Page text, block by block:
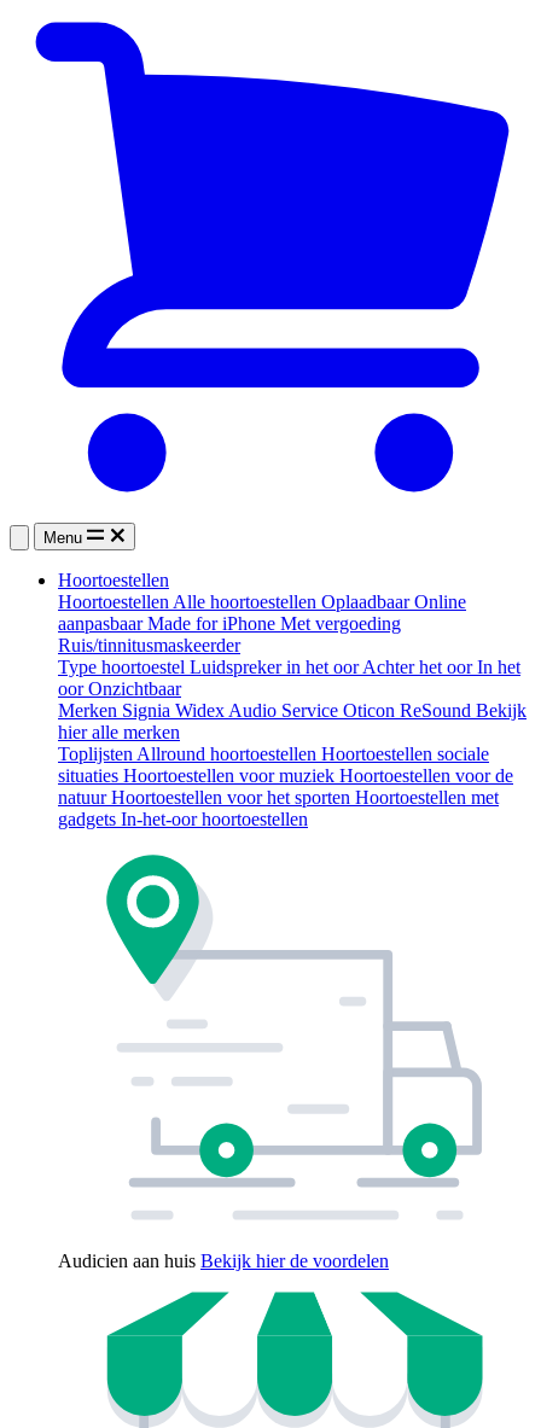
Menu
Hoortoestellen
HoortoestellenAlle hoortoestellen OplaadbaarOnline
aanpasbaarMade for iPhone Met vergoeding
Ruis/tinnitusmaskeerder
Type hoortoestel Luidspreker in het oorAchter het oorIn het
oorOnzichtbaar
Merken Signia WidexAudio Service Oticon ReSound Bekijk
hier alle merken
ToplijstenAllround hoortoestellen Hoortoestellen sociale
situaties Hoortoestellen voor muziek Hoortoestellen voor de
natuurHoortoestellen voor het sporten Hoortoestellen met
gadgets In-het-oor hoortoestellen
Audicien aan huis Bekijk hier de voordelen